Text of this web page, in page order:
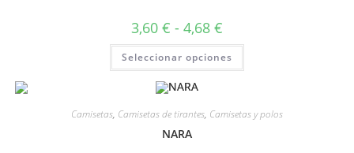
3,60 € - 4,68 €
Seleccionar opciones
Camisetas, Camisetas de tirantes, Camisetas y polos
NARA